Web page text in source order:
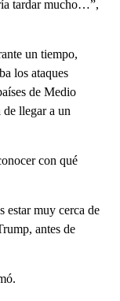
tardar mucho…”,
un tiempo,
los ataques
de Medio
de llegar a un
con qué
estar muy cerca de
antes de